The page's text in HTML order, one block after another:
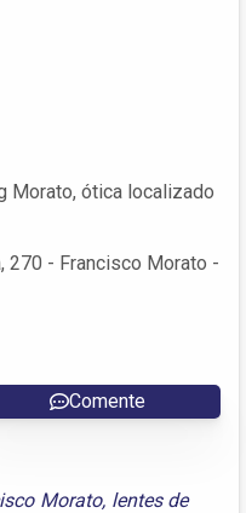
Morato, ótica localizado
270 - Francisco Morato -
Comente
Morato, lentes de